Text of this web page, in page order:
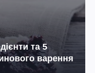
та 5
варення